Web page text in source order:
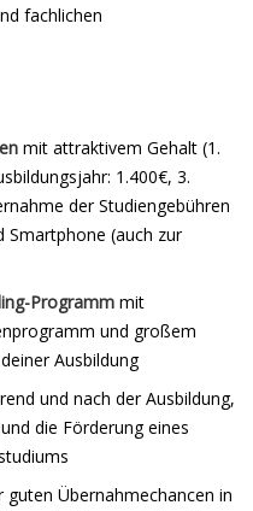
fachlichen
mit attraktivem Gehalt (1.
1.400€, 3.
der Studiengebühren
(auch zur
Programm mit
und großem
Ausbildung
und nach der Ausbildung,
die Förderung eines
guten Übernahmechancen in